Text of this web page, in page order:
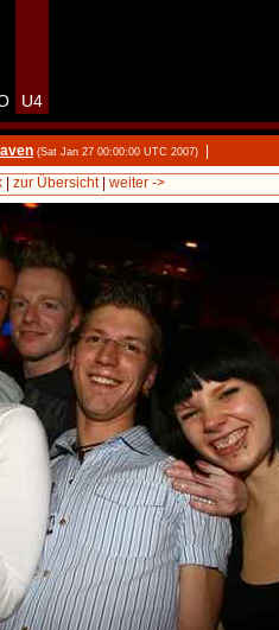
U4
(Sat Jan 27 00:00:00 UTC 2007)
| zur Übersicht| weiter ->